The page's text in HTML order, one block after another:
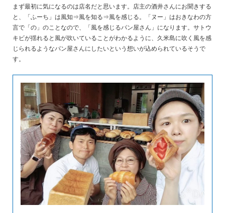
まず最初に気になるのは店名だと思います。店主の酒井さんにお聞きする
と、「ふーち」は風知⇒風を知る⇒風を感じる。「ヌー」はおきなわの方
言で「の」のことなので、「風を感じるパン屋さん」になります。サトウ
キビが揺れると風が吹いていることがわかるように、久米島に吹く風を感
じられるようなパン屋さんにしたいという想いが込められているそうで
す。